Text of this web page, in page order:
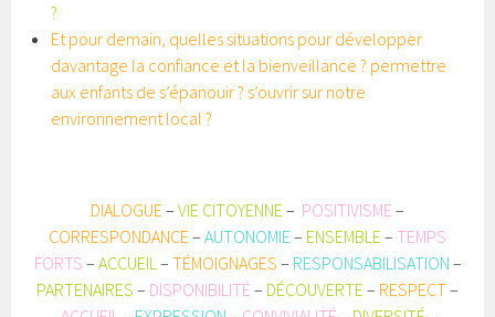
?
Et pour demain, quelles situations pour développer
davantage la confiance et la bienveillance ? permettre
aux enfants de s’épanouir ? s’ouvrir sur notre
environnement local ?
DIALOGUE – VIE CITOYENNE – POSITIVISME –
CORRESPONDANCE – AUTONOMIE – ENSEMBLE – TEMPS
FORTS – ACCUEIL– TÉMOIGNAGES – RESPONSABILISATION –
PARTENAIRES – DISPONIBILITÉ – DÉCOUVERTE – RESPECT–